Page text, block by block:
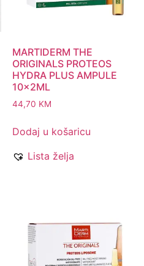
MARTIDERM THE
ORIGINALS PROTEOS
HYDRA PLUS AMPULE
10x2ML
44,70 KM
Dodaj u košaricu
Lista želja